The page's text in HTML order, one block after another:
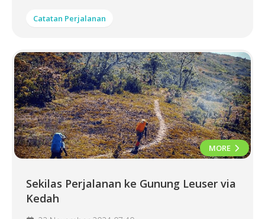
Catatan Perjalanan
MORE
Sekilas Perjalanan ke Gunung Leuser via
Kedah